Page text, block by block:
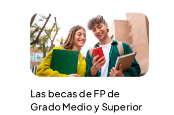
Las becas de FP de
Grado Medio y Superior